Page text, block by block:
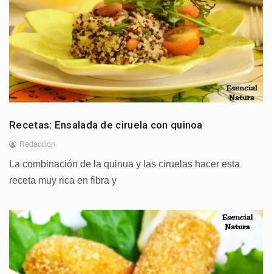
Recetas: Ensalada de ciruela con quinoa
Redaccion
La combinación de la quinua y las ciruelas hacer esta
receta muy rica en fibra y